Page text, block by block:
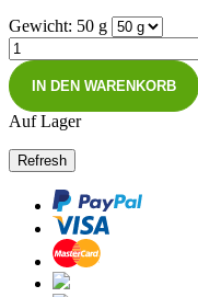
Gewicht: 50 g
IN DEN WARENKORB
Auf Lager